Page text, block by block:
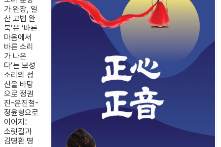
가 완창, 일
산 고법 완
북’은 ‘바른
마음에서
바른 소리
가 나온
다’는 보성
소리의 정
신을 바탕
으로 정권
진-윤진철-
정윤형으로
이어지는
소릿길과
김명환 명